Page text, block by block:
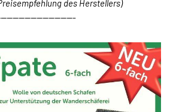
des Herstellers)